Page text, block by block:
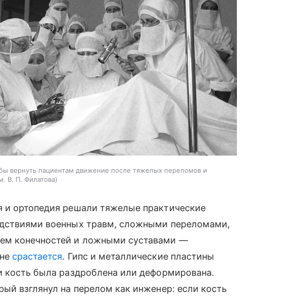
вернуть пациентам движение после тяжелых переломов и
В. П. Филатова
и ортопедия решали тяжелые практические
военных травм, сложными переломами,
конечностей и ложными суставами —
срастается. Гипс и металлические пластины
кость была раздроблена или деформирована.
взглянул на перелом как инженер: если кость